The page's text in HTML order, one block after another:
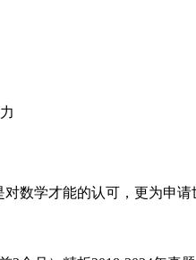
数学才能的认可，更为申请